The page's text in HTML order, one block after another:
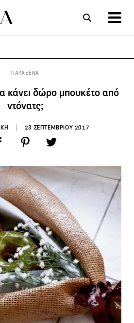
ΠΑΡΑΞΕΝΑ
κάνει δώρο μπουκέτο από
ντόνατς;
23 ΣΕΠΤΕΜΒΡΙΟΥ 2017